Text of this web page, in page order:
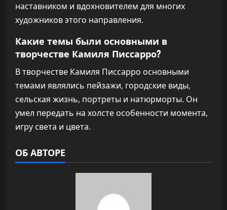
наставником и вдохновителем для многих
художников этого направления.
Какие темы были основными в
творчестве Камиля Писсарро?
В творчестве Камиля Писсарро основными
темами являлись пейзажи, городские виды,
сельская жизнь, портреты и натюрморты. Он
умел передать на холсте особенности момента,
игру света и цвета.
ОБ АВТОРЕ